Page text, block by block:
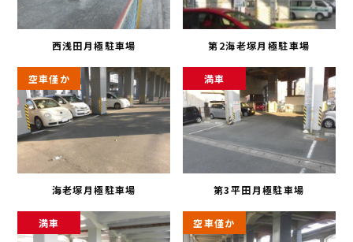
西浅田月極駐車場 第2海老塚月極駐車場
空車僅か
海老塚月極駐車場
満車
第3平田月極駐車場
満車 空車僅か